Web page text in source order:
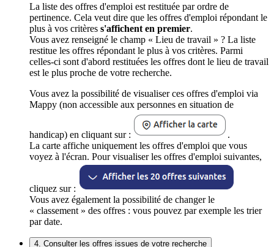
La liste des offres d'emploi est restituée par ordre de
pertinence. Cela veut dire que les offres d'emploi répondant le
plus à vos critères s'affichent en premier.
Vous avez renseigné le champ « Lieu de travail » ? La liste
restitue les offres répondant le plus à vos critères. Parmi
celles-ci sont d'abord restituées les offres dont le lieu de travail
est le plus proche de votre recherche.
Vous avez la possibilité de visualiser ces offres d'emploi via
Mappy (non accessible aux personnes en situation de
handicap) en cliquant sur :
.
La carte affiche uniquement les offres d'emploi que vous
voyez à l'écran. Pour visualiser les offres d'emploi suivantes,
cliquez sur :
Vous avez également la possibilité de changer le
« classement » des offres : vous pouvez par exemple les trier
par date.
4. Consulter les offres issues de votre recherche